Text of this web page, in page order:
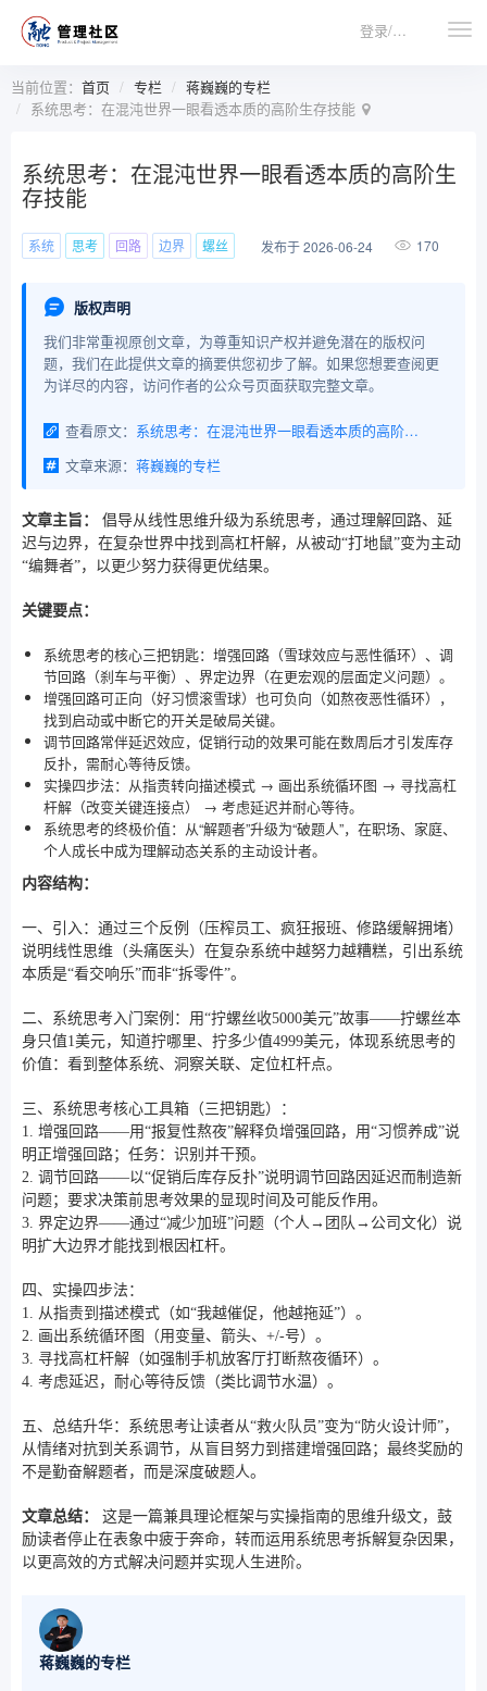
登录/注册
当前位置： 首页 专栏
蒋巍巍的专栏
系统思考：在混沌世界一眼看透本质的高阶生存技能
系统思考：在混沌世界一眼看透本质的高阶生
存技能
系统 思考 回路 边界 螺丝 发布于 2026-06-24 170
版权声明
我们非常重视原创文章，为尊重知识产权并避免潜在的版权问
题，我们在此提供文章的摘要供您初步了解。如果您想要查阅更
为详尽的内容，访问作者的公众号页面获取完整文章。
查看原文：
系统思考：在混沌世界一眼看透本质的高阶生存技能
文章来源： 蒋巍巍的专栏
文章主旨：
倡导从线性思维升级为系统思考，通过理解回路、延
迟与边界，在复杂世界中找到高杠杆解，从被动“打地鼠”变为主动
“编舞者”，以更少努力获得更优结果。
关键要点：
系统思考的核心三把钥匙：增强回路（雪球效应与恶性循环）、调
节回路（刹车与平衡）、界定边界（在更宏观的层面定义问题）。
增强回路可正向（好习惯滚雪球）也可负向（如熬夜恶性循环），
找到启动或中断它的开关是破局关键。
调节回路常伴延迟效应，促销行动的效果可能在数周后才引发库存
反扑，需耐心等待反馈。
实操四步法：从指责转向描述模式 → 画出系统循环图 → 寻找高杠
杆解（改变关键连接点） → 考虑延迟并耐心等待。
系统思考的终极价值：从“解题者”升级为“破题人”，在职场、家庭、
个人成长中成为理解动态关系的主动设计者。
内容结构：
一、引入：通过三个反例（压榨员工、疯狂报班、修路缓解拥堵）
说明线性思维（头痛医头）在复杂系统中越努力越糟糕，引出系统
本质是“看交响乐”而非“拆零件”。
二、系统思考入门案例：用“拧螺丝收5000美元”故事——拧螺丝本
身只值1美元，知道拧哪里、拧多少值4999美元，体现系统思考的
价值：看到整体系统、洞察关联、定位杠杆点。
三、系统思考核心工具箱（三把钥匙）：
1. 增强回路——用“报复性熬夜”解释负增强回路，用“习惯养成”说
明正增强回路；任务：识别并干预。
2. 调节回路——以“促销后库存反扑”说明调节回路因延迟而制造新
问题；要求决策前思考效果的显现时间及可能反作用。
3. 界定边界——通过“减少加班”问题（个人→团队→公司文化）说
明扩大边界才能找到根因杠杆。
四、实操四步法：
1. 从指责到描述模式（如“我越催促，他越拖延”）。
2. 画出系统循环图（用变量、箭头、+/-号）。
3. 寻找高杠杆解（如强制手机放客厅打断熬夜循环）。
4. 考虑延迟，耐心等待反馈（类比调节水温）。
五、总结升华：系统思考让读者从“救火队员”变为“防火设计师”，
从情绪对抗到关系调节，从盲目努力到搭建增强回路；最终奖励的
不是勤奋解题者，而是深度破题人。
文章总结：
这是一篇兼具理论框架与实操指南的思维升级文，鼓
励读者停止在表象中疲于奔命，转而运用系统思考拆解复杂因果，
以更高效的方式解决问题并实现人生进阶。
蒋巍巍的专栏